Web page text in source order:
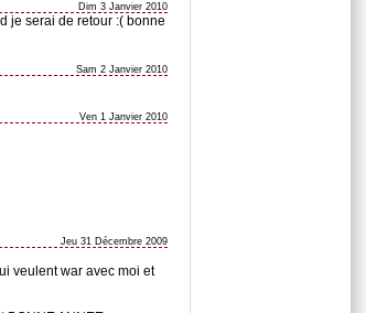
Dim 3 Janvier 2010
je serai de retour :( bonne
Sam 2 Janvier 2010
Ven 1 Janvier 2010
Jeu 31 Décembre 2009
veulent war avec moi et